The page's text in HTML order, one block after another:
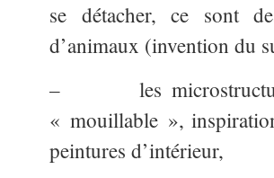
se détacher, ce sont
d’animaux (invention du
– les
« mouillable »,
peintures d’intérieur,